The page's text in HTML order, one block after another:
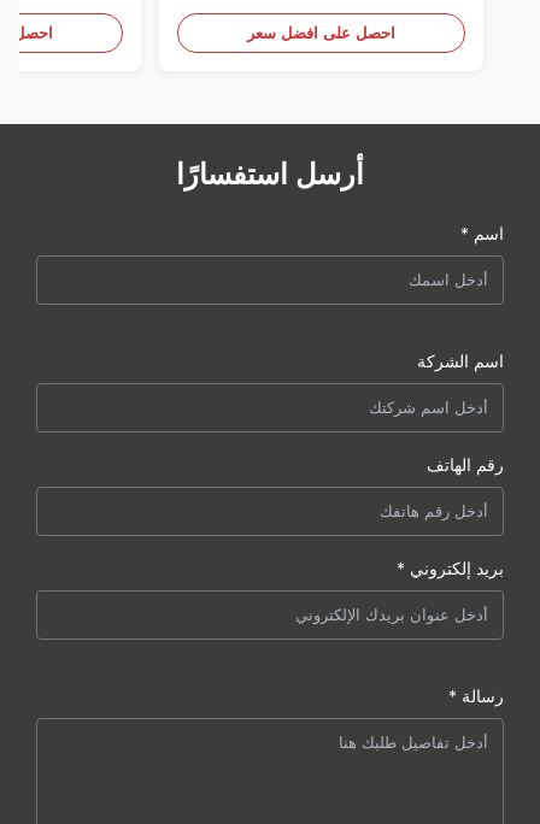
احصل على افضل سعر احصل
أرسل استفسارًا
اسم *
اسم الشركة
رقم الهاتف
بريد إلكتروني *
رسالة *